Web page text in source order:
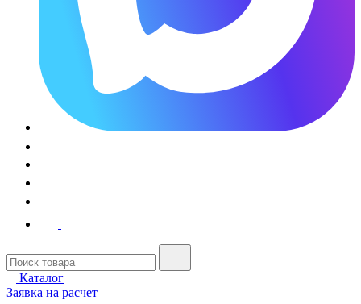
Каталог
Заявка на расчет